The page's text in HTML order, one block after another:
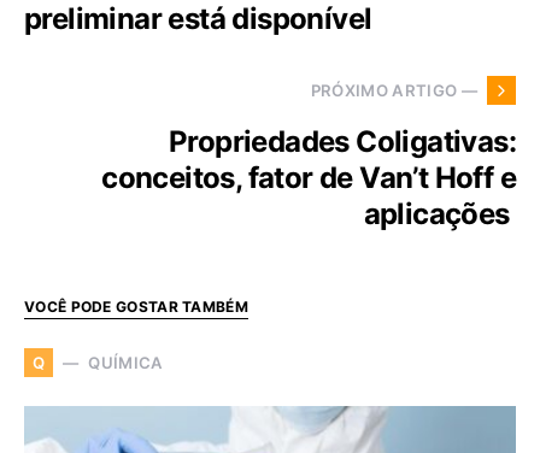
preliminar está disponível
PRÓXIMO ARTIGO —
Propriedades Coligativas:
conceitos, fator de Van’t Hoff e
aplicações
VOCÊ PODE GOSTAR TAMBÉM
Q QUÍMICA